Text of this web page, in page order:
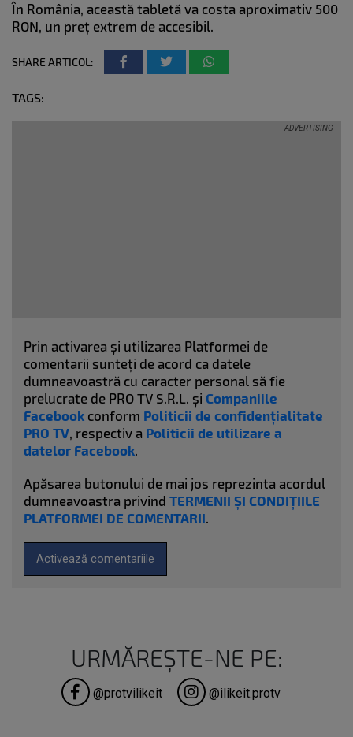
În România, această tabletă va costa aproximativ 500
RON, un preț extrem de accesibil.
SHARE ARTICOL:
TAGS:
Prin activarea și utilizarea Platformei de
comentarii sunteți de acord ca datele
dumneavoastră cu caracter personal să fie
prelucrate de PRO TV S.R.L. și Companiile
Facebook conform Politicii de confidențialitate
PRO TV, respectiv a Politicii de utilizare a
datelor Facebook.
Apăsarea butonului de mai jos reprezinta acordul
dumneavoastra privind TERMENII ȘI CONDIȚIILE
PLATFORMEI DE COMENTARII.
Activează comentariile
URMĂREȘTE-NE PE:
@protvilikeit @ilikeit.protv